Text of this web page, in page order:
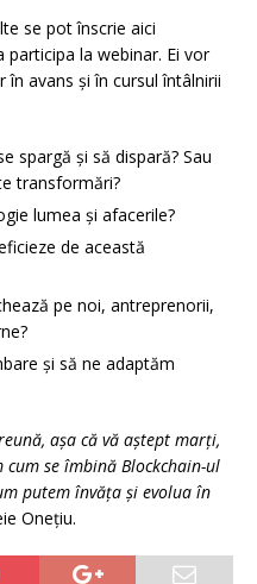
se pot înscrie aici
participa la webinar. Ei vor
avans și în cursul întâlnirii
spargă și să dispară? Sau
transformări?
lumea și afacerile?
de această
pe noi, antreprenorii,
și să ne adaptăm
așa că vă aștept marți,
se îmbină Blockchain-ul
putem învăța și evolua în
Onețiu.